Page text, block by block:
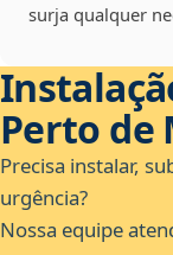
surja qualquer
Perto de
Precisa instalar,
urgência?
Nossa equipe